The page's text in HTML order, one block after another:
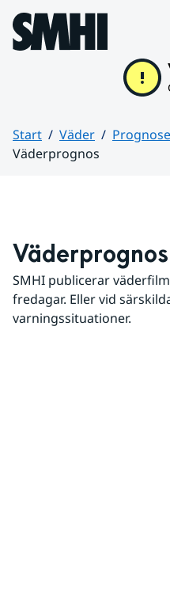
Hoppa till sidans innehåll
Start Väder
Väderprognos
Väderprognos
SMHI publicerar
fredagar. Eller vid
varningssituationer.